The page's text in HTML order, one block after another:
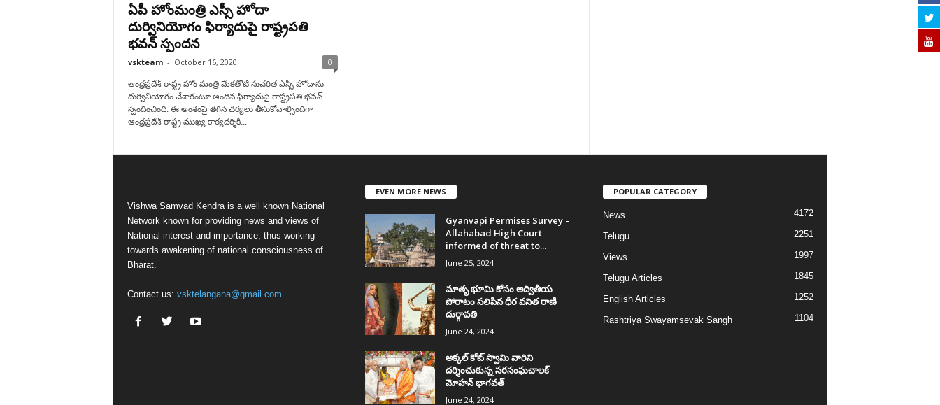
ఏపీ హోంమంత్రి ఎస్సీ హోదా
దుర్వినియోగం ఫిర్యాదుపై రాష్ట్రపతి
భవన్ స్పందన
vskteam - October 16, 2020 0
ఆంధ్రప్రదేశ్ రాష్ట్ర హోం మంత్రి మేకతోటి సుచరిత ఎస్సీ హోదాను
దుర్వినియోగం చేశారంటూ అందిన ఫిర్యాదుపై రాష్ట్రపతి భవన్
స్పందించింది. ఈ అంశంపై తగిన చర్యలు తీసుకోవాల్సిందిగా
ఆంధ్రప్రదేశ్ రాష్ట్ర ముఖ్య కార్యదర్శికి...
Vishwa Samvad Kendra is a well known National
Network known for providing news and views of
National interest and importance, thus working
towards awakening of national consciousness of
Bharat.
Contact us: vsktelangana@gmail.com
EVEN MORE NEWS
Gyanvapi Permises Survey –
Allahabad High Court
informed of threat to...
June 25, 2024
మాతృ భూమి కోసం అద్వితీయ
పోరాటం సలిపిన ధీర వనిత రాణి
దుర్గావతి
June 24, 2024
అక్కల్‌ కోట్‌ స్వామి వారిని
దర్శించుకున్న సరసంఘచాలక్
మోహన్ భాగవత్
June 24, 2024
POPULAR CATEGORY
News 4172
Telugu 2251
Views 1997
Telugu Articles 1845
English Articles 1252
Rashtriya Swayamsevak Sangh 1104